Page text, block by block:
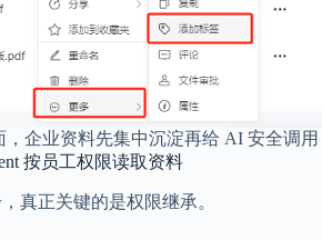
企业资料先集中沉淀再给 AI 安全调用
按员工权限读取资料
真正关键的是权限继承。